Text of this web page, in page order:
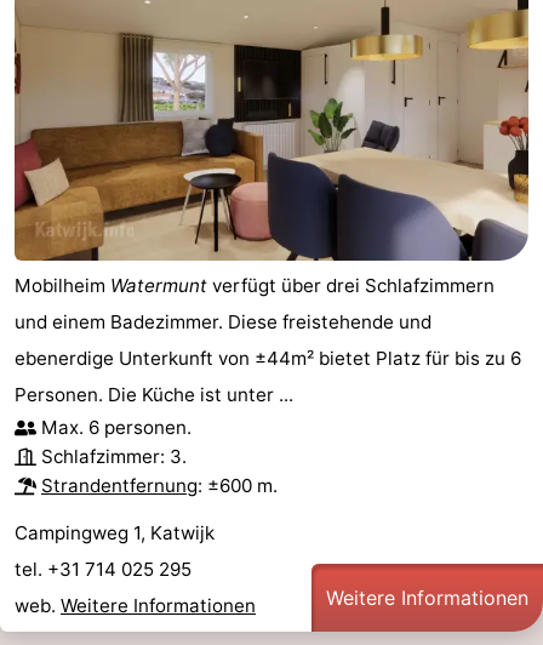
Mobilheim Watermunt verfügt über drei Schlafzimmern
und einem Badezimmer. Diese freistehende und
ebenerdige Unterkunft von ±44m² bietet Platz für bis zu 6
Personen. Die Küche ist unter ...
Max. 6 personen.
Schlafzimmer: 3.
Strandentfernung: ±600 m.
Campingweg 1, Katwijk
tel. +31 714 025 295
web. Weitere Informationen Weitere Informationen